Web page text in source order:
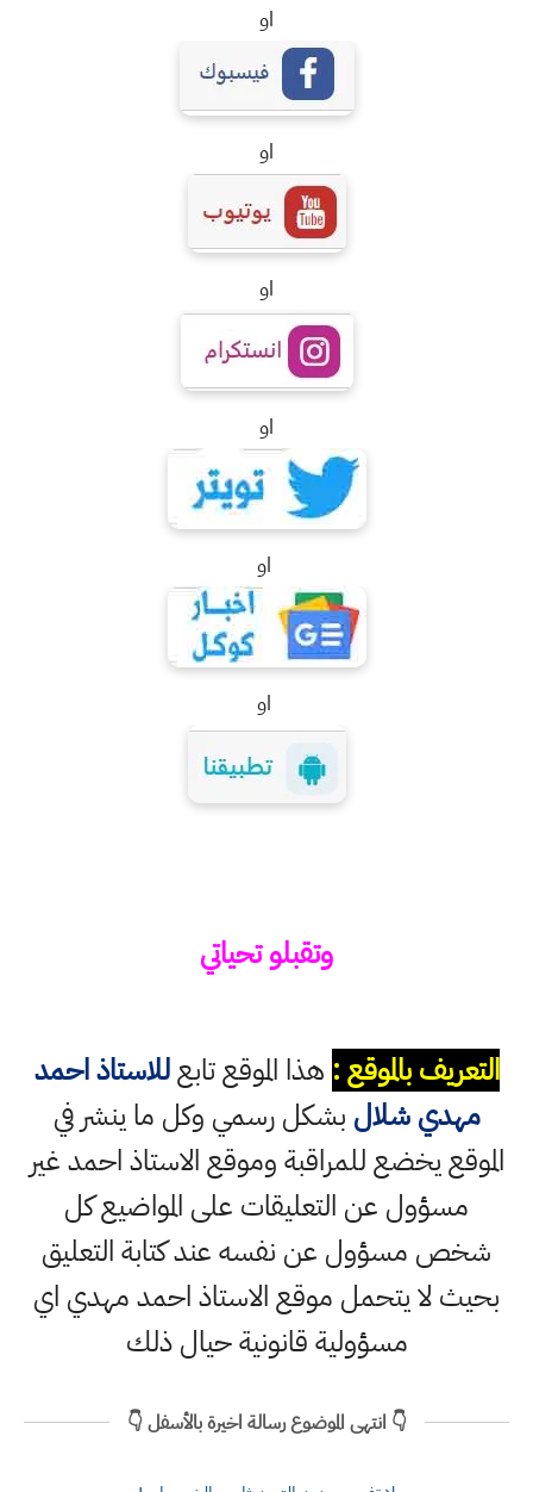
او
او
او
او
او
او
وتقبلو تحياتي
التعريف بالموقع : هذا الموقع تابعللاستاذ احمد
مهدي شلال بشكل رسمي وكل ما ينشر في
الموقع يخضع للمراقبة وموقع الاستاذ احمد غير
مسؤول عن التعليقات على المواضيع كل
شخص مسؤول عن نفسه عند كتابة التعليق
بحيث لا يتحمل موقع الاستاذ احمد مهدي اي
مسؤولية قانونية حيال ذلك
👇 انتهى الموضوع رسالة اخيرة بالأسفل 👇